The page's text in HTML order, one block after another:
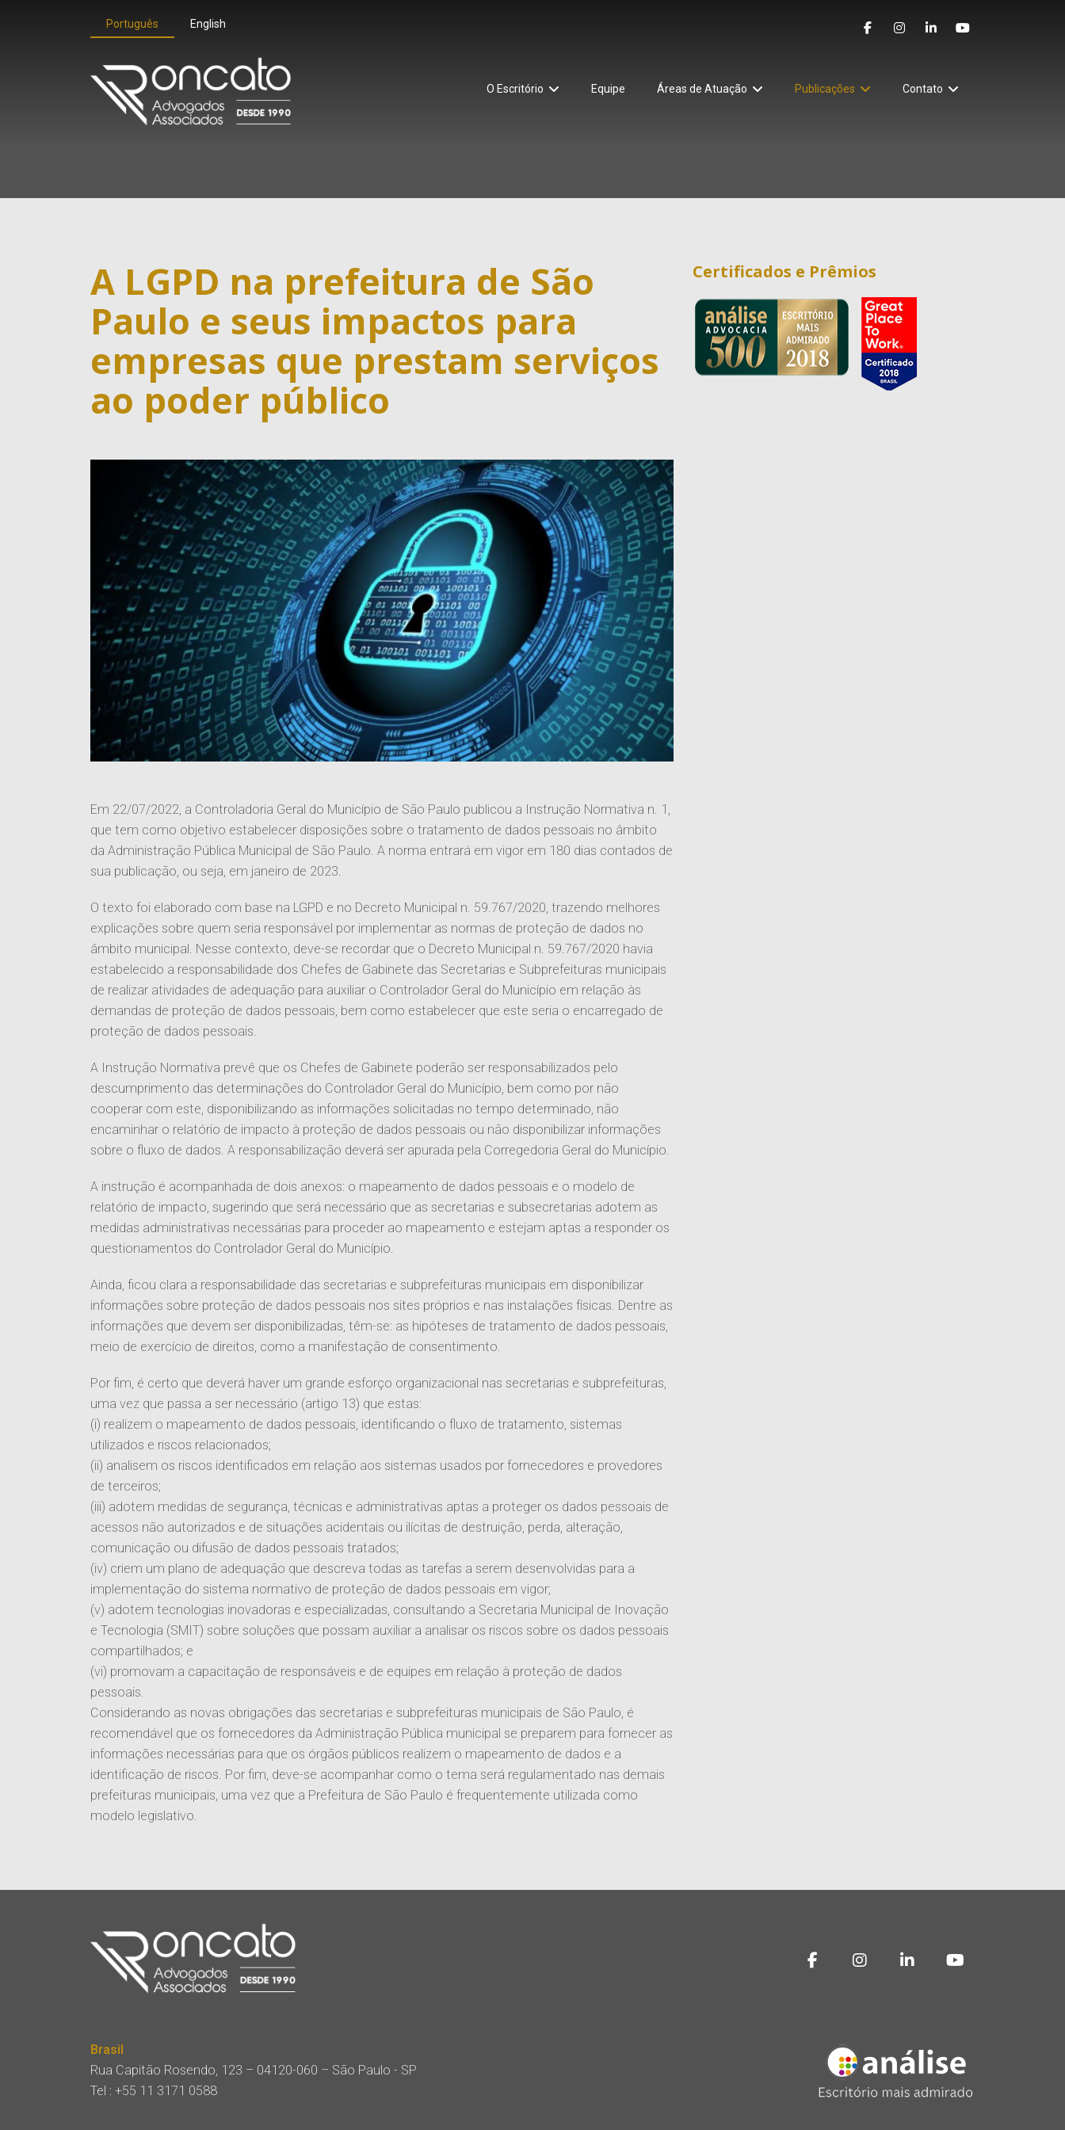
Português English
O Escritório Equipe Áreas de Atuação Publicações Contato
A LGPD na prefeitura de São
Paulo e seus impactos para
empresas que prestam serviços
ao poder público
Em 22/07/2022, a Controladoria Geral do Município de São Paulo publicou a Instrução Normativa n. 1,
que tem como objetivo estabelecer disposições sobre o tratamento de dados pessoais no âmbito
da Administração Pública Municipal de São Paulo. A norma entrará em vigor em 180 dias contados de
sua publicação, ou seja, em janeiro de 2023.
O texto foi elaborado com base na LGPD e no Decreto Municipal n. 59.767/2020, trazendo melhores
explicações sobre quem seria responsável por implementar as normas de proteção de dados no
âmbito municipal. Nesse contexto, deve-se recordar que o Decreto Municipal n. 59.767/2020 havia
estabelecido a responsabilidade dos Chefes de Gabinete das Secretarias e Subprefeituras municipais
de realizar atividades de adequação para auxiliar o Controlador Geral do Município em relação às
demandas de proteção de dados pessoais, bem como estabelecer que este seria o encarregado de
proteção de dados pessoais.
A Instrução Normativa prevê que os Chefes de Gabinete poderão ser responsabilizados pelo
descumprimento das determinações do Controlador Geral do Município, bem como por não
cooperar com este, disponibilizando as informações solicitadas no tempo determinado, não
encaminhar o relatório de impacto à proteção de dados pessoais ou não disponibilizar informações
sobre o fluxo de dados. A responsabilização deverá ser apurada pela Corregedoria Geral do Município.
A instrução é acompanhada de dois anexos: o mapeamento de dados pessoais e o modelo de
relatório de impacto, sugerindo que será necessário que as secretarias e subsecretarias adotem as
medidas administrativas necessárias para proceder ao mapeamento e estejam aptas a responder os
questionamentos do Controlador Geral do Município.
Ainda, ficou clara a responsabilidade das secretarias e subprefeituras municipais em disponibilizar
informações sobre proteção de dados pessoais nos sites próprios e nas instalações físicas. Dentre as
informações que devem ser disponibilizadas, têm-se: as hipóteses de tratamento de dados pessoais,
meio de exercício de direitos, como a manifestação de consentimento.
Por fim, é certo que deverá haver um grande esforço organizacional nas secretarias e subprefeituras,
uma vez que passa a ser necessário (artigo 13) que estas:
(i) realizem o mapeamento de dados pessoais, identificando o fluxo de tratamento, sistemas
utilizados e riscos relacionados;
(ii) analisem os riscos identificados em relação aos sistemas usados por fornecedores e provedores
de terceiros;
(iii) adotem medidas de segurança, técnicas e administrativas aptas a proteger os dados pessoais de
acessos não autorizados e de situações acidentais ou ilícitas de destruição, perda, alteração,
comunicação ou difusão de dados pessoais tratados;
(iv) criem um plano de adequação que descreva todas as tarefas a serem desenvolvidas para a
implementação do sistema normativo de proteção de dados pessoais em vigor;
(v) adotem tecnologias inovadoras e especializadas, consultando a Secretaria Municipal de Inovação
e Tecnologia (SMIT) sobre soluções que possam auxiliar a analisar os riscos sobre os dados pessoais
compartilhados; e
(vi) promovam a capacitação de responsáveis e de equipes em relação à proteção de dados
pessoais.
Considerando as novas obrigações das secretarias e subprefeituras municipais de São Paulo, é
recomendável que os fornecedores da Administração Pública municipal se preparem para fornecer as
informações necessárias para que os órgãos públicos realizem o mapeamento de dados e a
identificação de riscos. Por fim, deve-se acompanhar como o tema será regulamentado nas demais
prefeituras municipais, uma vez que a Prefeitura de São Paulo é frequentemente utilizada como
modelo legislativo.
Certificados e Prêmios
Brasil
Rua Capitão Rosendo, 123 – 04120-060 – São Paulo - SP
Tel : +55 11 3171 0588